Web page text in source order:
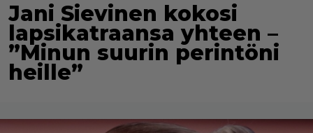
Jani Sievinen kokosi
lapsikatraansa yhteen –
”Minun suurin perintöni
heille”